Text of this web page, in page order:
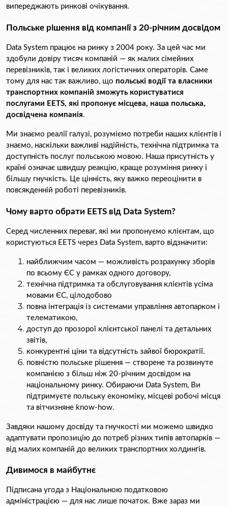
випереджають ринкові очікування.
Польське рішення від компанії з 20-річним досвідом
Data System працює на ринку з 2004 року. За цей час ми
здобули довіру тисяч компаній — як малих сімейних
перевізників, так і великих логістичних операторів. Саме
тому для нас так важливо, що польські водії та власники
транспортних компаній зможуть користуватися
послугами EETS, які пропонує місцева, наша польська,
досвідчена компанія.
Ми знаємо реалії галузі, розуміємо потреби наших клієнтів і
знаємо, наскільки важливі надійність, технічна підтримка та
доступність послуг польською мовою. Наша присутність у
країні означає швидшу реакцію, краще розуміння ринку і
більшу гнучкість. Це цінність, яку важко переоцінити в
повсякденній роботі перевізників.
Чому варто обрати EETS від Data System?
Серед численних переваг, які ми пропонуємо клієнтам, що
користуються EETS через Data System, варто відзначити:
найближчим часом — можливість розрахунку зборів
по всьому ЄС у рамках одного договору,
технічна підтримка та обслуговування клієнтів усіма
мовами ЄС, цілодобово
повна інтеграція із системами управління автопарком і
телематикою,
доступ до прозорої клієнтської панелі та детальних
звітів,
конкурентні ціни та відсутність зайвої бюрократії.
повністю польське рішення — створене та розвинуте
компанією з більш ніж 20-річним досвідом на
національному ринку. Обираючи Data System, Ви
підтримуєте польську економіку, місцеві робочі місця
та вітчизняне know-how.
Завдяки нашому досвіду та гнучкості ми можемо швидко
адаптувати пропозицію до потреб різних типів автопарків —
від малих компаній до великих транспортних холдингів.
Дивимося в майбутнє
Підписана угода з Національною податковою
адміністрацією — для нас лише початок. Вже зараз ми